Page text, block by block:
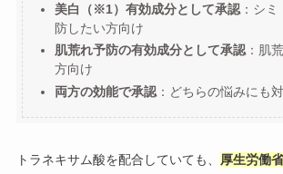
美白（※1）有効成分として承認：シミ
防したい方向け
肌荒れ予防の有効成分として承認：肌
方向け
両方の効能で承認：どちらの悩みにも
トラネキサム酸を配合していても、 厚生労働